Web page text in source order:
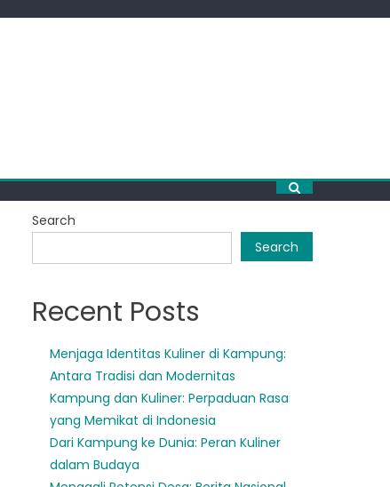
Search
Search
Recent Posts
Menjaga Identitas Kuliner di Kampung:
Antara Tradisi dan Modernitas
Kampung dan Kuliner: Perpaduan Rasa
yang Memikat di Indonesia
Dari Kampung ke Dunia: Peran Kuliner
dalam Budaya